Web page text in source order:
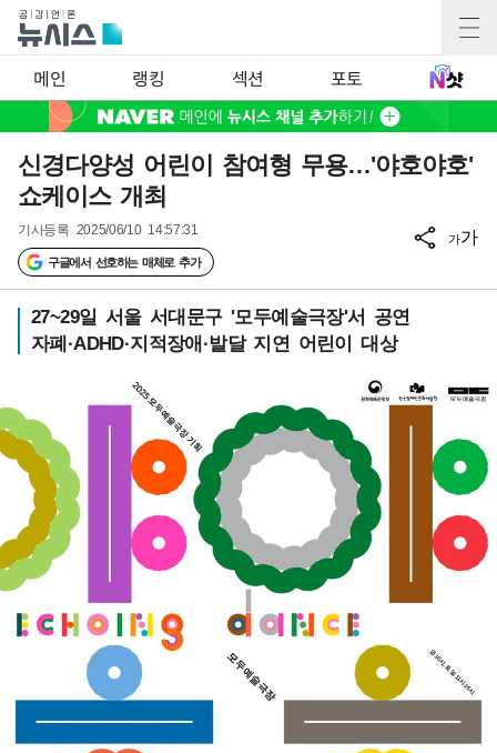
메인 랭킹 섹션 포토
신경다양성 어린이 참여형 무용…'야호야호'
쇼케이스 개최
기사등록 2025/06/10 14:57:31
구글에서 선호하는 매체로 추가
가가
27~29일 서울 서대문구 '모두예술극장'서 공연
자폐·ADHD·지적장애·발달 지연 어린이 대상